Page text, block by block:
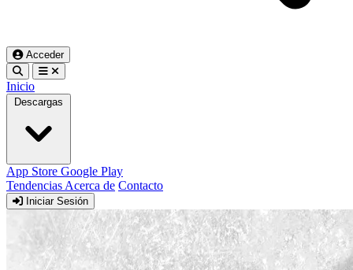
Acceder
Inicio
Descargas
App Store Google Play
Tendencias Acerca de Contacto
Iniciar Sesión